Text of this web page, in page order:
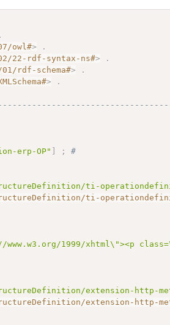
.
owl#>
.
22-rdf-syntax-ns#>
.
rdf-schema#>
.
> .
erp-OP" ;
#
ti-
ti-
1999/xhtml\"><p
extension-http-
extension-http-